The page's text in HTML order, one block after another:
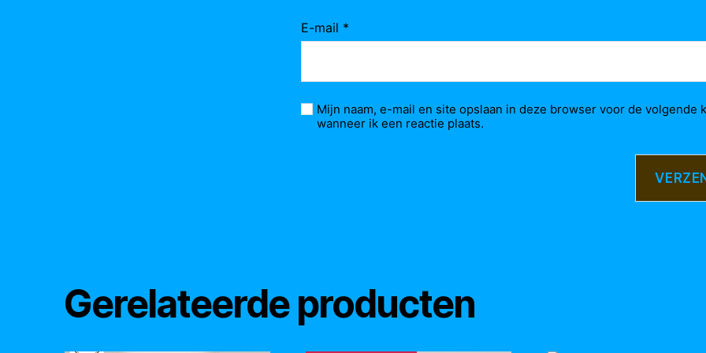
E-mail *
Mijn naam, e-mail en site opslaan in deze browser voor de volgende
wanneer ik een reactie plaats.
Gerelateerde producten